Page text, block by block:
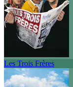
Les Trois Frères